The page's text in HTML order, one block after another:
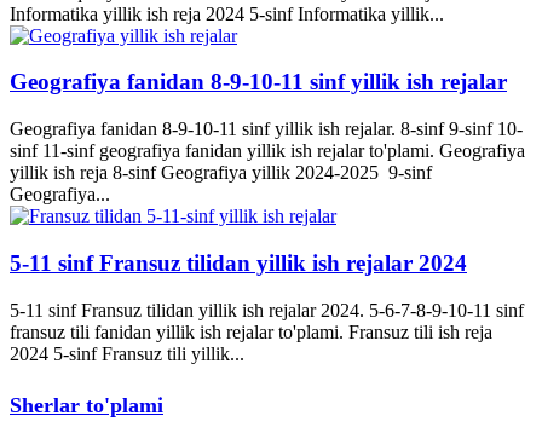
Informatika yillik ish reja 2024 5-sinf Informatika yillik...
Geografiya fanidan 8-9-10-11 sinf yillik ish rejalar
Geografiya fanidan 8-9-10-11 sinf yillik ish rejalar. 8-sinf 9-sinf 10-
sinf 11-sinf geografiya fanidan yillik ish rejalar to'plami. Geografiya
yillik ish reja 8-sinf Geografiya yillik 2024-2025 9-sinf
Geografiya...
5-11 sinf Fransuz tilidan yillik ish rejalar 2024
5-11 sinf Fransuz tilidan yillik ish rejalar 2024. 5-6-7-8-9-10-11 sinf
fransuz tili fanidan yillik ish rejalar to'plami. Fransuz tili ish reja
2024 5-sinf Fransuz tili yillik...
Sherlar to'plami